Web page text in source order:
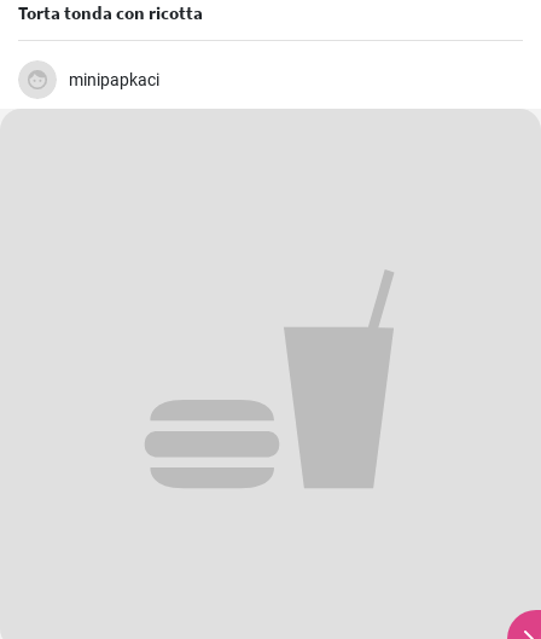
Torta tonda con ricotta
minipapkaci